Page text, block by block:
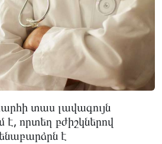
տաս լավագույն
է, որտեղ բժիշկներով
է